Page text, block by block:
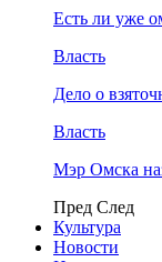
Есть ли уже
Власть
Дело о
Власть
Мэр Омска
Пред След
Культура
Новости